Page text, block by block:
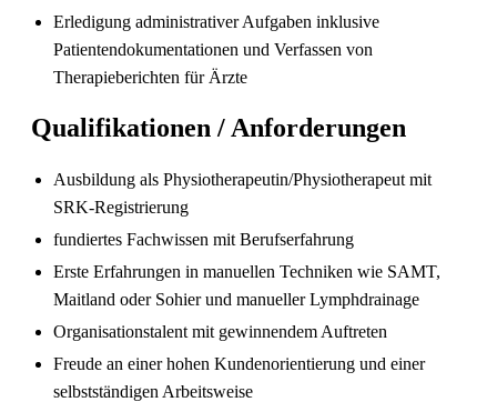
Pflegefachperson Schweiz: Anerkennung &
Gehalt
Schweiz im Jahr 2026
Erledigung administrativer Aufgaben inklusive
Patientendokumentationen und Verfassen von
Therapieberichten für Ärzte
Qualifikationen / Anforderungen
Ausbildung als Physiotherapeutin/Physiotherapeut mit
SRK-Registrierung
fundiertes Fachwissen mit Berufserfahrung
Erste Erfahrungen in manuellen Techniken wie SAMT,
Maitland oder Sohier und manueller Lymphdrainage
Organisationstalent mit gewinnendem Auftreten
Freude an einer hohen Kundenorientierung und einer
selbstständigen Arbeitsweise